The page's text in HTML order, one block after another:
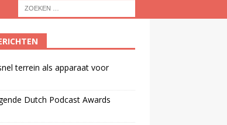
terrein als apparaat voor
Dutch Podcast Awards